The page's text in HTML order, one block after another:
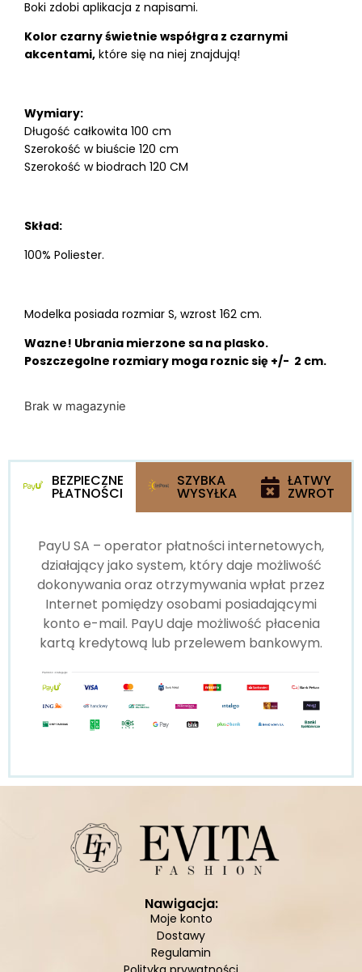
Boki zdobi aplikacja z napisami.
Kolor czarny świetnie współgra z czarnymi
akcentami, które się na niej znajdują!
Wymiary:
Długość całkowita 100 cm
Szerokość w biuście 120 cm
Szerokość w biodrach 120 CM
Skład:
100% Poliester.
Modelka posiada rozmiar S, wzrost 162 cm.
Wazne! Ubrania mierzone sa na plasko.
Poszczegolne rozmiary moga roznic się +/- 2 cm.
Brak w magazynie
BEZPIECZNE
PŁATNOŚCI
SZYBKA
WYSYŁKA
ŁATWY
ZWROT
PayU SA – operator płatności internetowych,
działający jako system, który daje możliwość
dokonywania oraz otrzymywania wpłat przez
Internet pomiędzy osobami posiadającymi
konto e-mail. PayU daje możliwość płacenia
kartą kredytową lub przelewem bankowym.
Nawigacja:
Moje konto
Dostawy
Regulamin